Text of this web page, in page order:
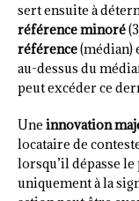
sert ensuite à
référence minoré
référence(médian)
au-dessus du
peut excéder ce
Une innovation
locataire de
lorsqu’il dépasse
uniquement à la